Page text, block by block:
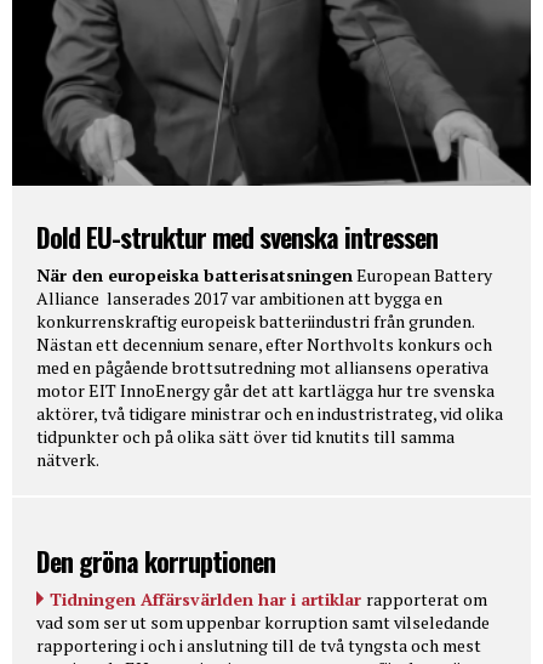
Dold EU-struktur med svenska intressen
När den europeiska batterisatsningen European Battery
Alliance lanserades 2017 var ambitionen att bygga en
konkurrenskraftig europeisk batteriindustri från grunden.
Nästan ett decennium senare, efter Northvolts konkurs och
med en pågående brottsutredning mot alliansens operativa
motor EIT InnoEnergy går det att kartlägga hur tre svenska
aktörer, två tidigare ministrar och en industristrateg, vid olika
tidpunkter och på olika sätt över tid knutits till samma
nätverk.
Den gröna korruptionen
Tidningen Affärsvärlden har i artiklar rapporterat om
vad som ser ut som uppenbar korruption samt vilseledande
rapportering i och i anslutning till de två tyngsta och mest